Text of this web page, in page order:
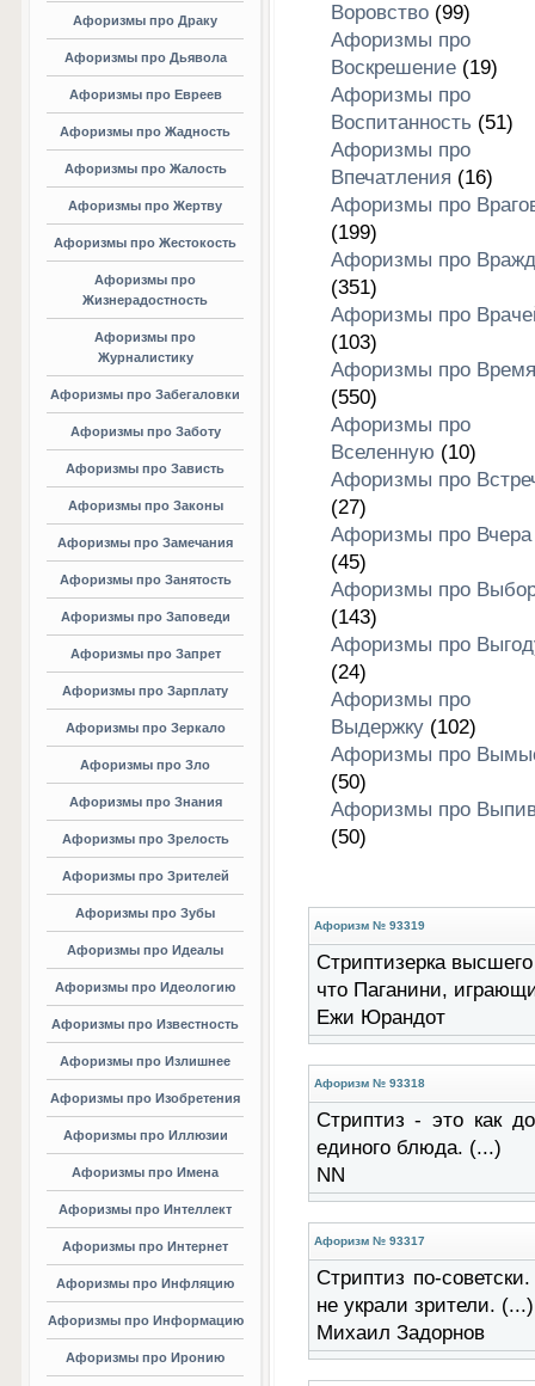
Афоризмы про Драку
Афоризмы про Дьявола
Афоризмы про Евреев
Афоризмы про Жадность
Афоризмы про Жалость
Афоризмы про Жертву
Афоризмы про Жестокость
Афоризмы про
Жизнерадостность
Афоризмы про
Журналистику
Афоризмы про Забегаловки
Афоризмы про Заботу
Афоризмы про Зависть
Афоризмы про Законы
Афоризмы про Замечания
Афоризмы про Занятость
Афоризмы про Заповеди
Афоризмы про Запрет
Афоризмы про Зарплату
Афоризмы про Зеркало
Афоризмы про Зло
Афоризмы про Знания
Афоризмы про Зрелость
Афоризмы про Зрителей
Афоризмы про Зубы
Афоризмы про Идеалы
Афоризмы про Идеологию
Афоризмы про Известность
Афоризмы про Излишнее
Афоризмы про Изобретения
Афоризмы про Иллюзии
Афоризмы про Имена
Афоризмы про Интеллект
Афоризмы про Интернет
Афоризмы про Инфляцию
Афоризмы про Информацию
Афоризмы про Иронию
Воровство(99)
Афоризмы про
Воскрешение(19)
Афоризмы про
Воспитанность (51)
Афоризмы про
Впечатления (16)
Афоризмы про
(199)
Афоризмы про
(351)
Афоризмы про
(103)
Афоризмы про Время
(550)
Афоризмы про
Вселенную (10)
Афоризмы про
(27)
Афоризмы про Вчера
(45)
Афоризмы про
(143)
Афоризмы про
(24)
Афоризмы про
Выдержку(102)
Афоризмы про
(50)
Афоризмы про
(50)
Афоризм № 93319
Стриптизерка
что Паганини,
Ежи Юрандот
Афоризм № 93318
Стриптиз - это как
единого блюда. (...)
NN
Афоризм № 93317
Стриптиз по-
не украли зрители. (...)
Михаил Задорнов